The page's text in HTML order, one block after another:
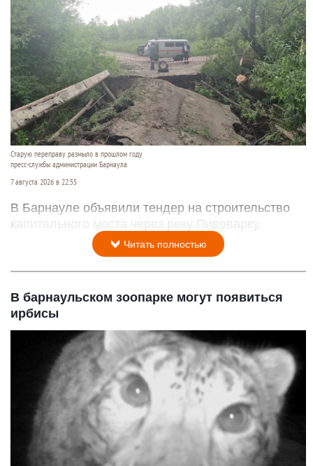
Старую переправу размыло в прошлом году
пресс-службы администрации Барнаула
7 августа 2026 в 22:55
В Барнауле объявили тендер на строительство
капитального моста через реку Пивоварку.
Читать полностью
В барнаульском зоопарке могут появиться
ирбисы